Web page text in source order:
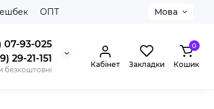
ОПТ Мова
07-93-025
29-21-151
безкоштовні
Кабінет Закладки
0
Кошик